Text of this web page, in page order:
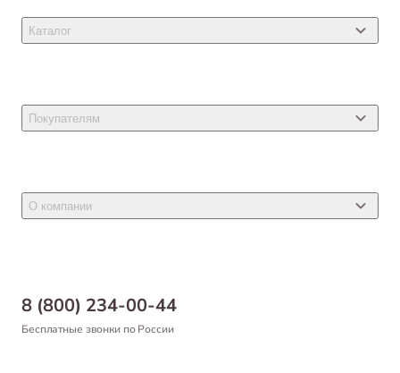
8 (800) 234-00-44
Бесплатные звонки по России
Каталог
Товары для собак
Товары для птиц
Покупателям
Новости
Самовывоз
Оформление заказа
О компании
Благотворительный фонд